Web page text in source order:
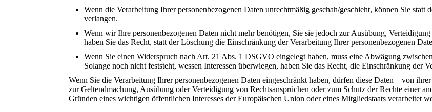
Wenn die Verarbeitung Ihrer personenbezogenen Daten unrechtmäßig geschah/geschieht, können Sie
verlangen.
Wenn wir Ihre personenbezogenen Daten nicht mehr benötigen, Sie sie jedoch zur Ausübung,
haben Sie das Recht, statt der Löschung die Einschränkung der Verarbeitung Ihrer personenbezogenen
Wenn Sie einen Widerspruch nach Art. 21 Abs. 1 DSGVO eingelegt haben, muss eine Abwägung
Solange noch nicht feststeht, wessen Interessen überwiegen, haben Sie das Recht, die Einschränkung der
Wenn Sie die Verarbeitung Ihrer personenbezogenen Daten eingeschränkt haben, dürfen diese Daten – von
zur Geltendmachung, Ausübung oder Verteidigung von Rechtsansprüchen oder zum Schutz der Rechte einer
Gründen eines wichtigen öffentlichen Interesses der Europäischen Union oder eines Mitgliedstaats verarbeitet